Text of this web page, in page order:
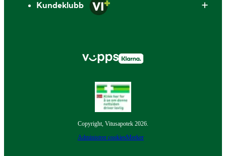
Kundeklubb
Copyright, Vitusapotek 2026.
Administrer cookiesMerker